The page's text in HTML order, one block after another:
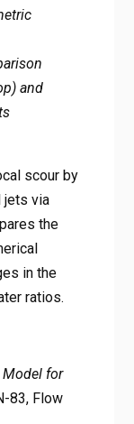
and
scour by
jets via
the
in the
ratios.
for
83, Flow